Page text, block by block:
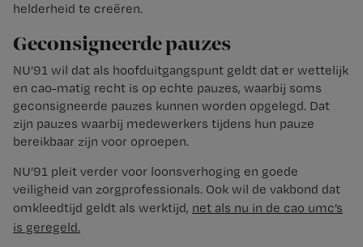
helderheid te creëren.
Geconsigneerde pauzes
NU’91 wil dat als hoofduitgangspunt geldt dat er wettelijk
en cao-matig recht is op echte pauzes, waarbij soms
geconsigneerde pauzes kunnen worden opgelegd. Dat
zijn pauzes waarbij medewerkers tijdens hun pauze
bereikbaar zijn voor oproepen.
NU’91 pleit verder voor loonsverhoging en goede
veiligheid van zorgprofessionals. Ook wil de vakbond dat
omkleedtijd geldt als werktijd, net als nu in de cao umc’s
is geregeld.